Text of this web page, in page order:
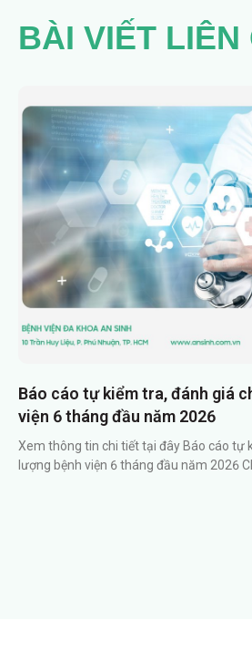
BÀI VIẾT LIÊN
Báo cáo tự kiểm tra, đánh giá
viện 6 tháng đầu năm 2026
Xem thông tin chi tiết tại đây Báo cáo tự
lượng bệnh viện 6 tháng đầu năm 2026